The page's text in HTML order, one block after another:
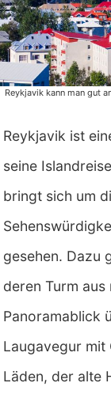
Reykjavik kann man gut
Reykjavik ist
seine
bringt sich um
gesehen. Dazu
deren Turm
Panoramablick
Laugavegur mit
Läden, der alte